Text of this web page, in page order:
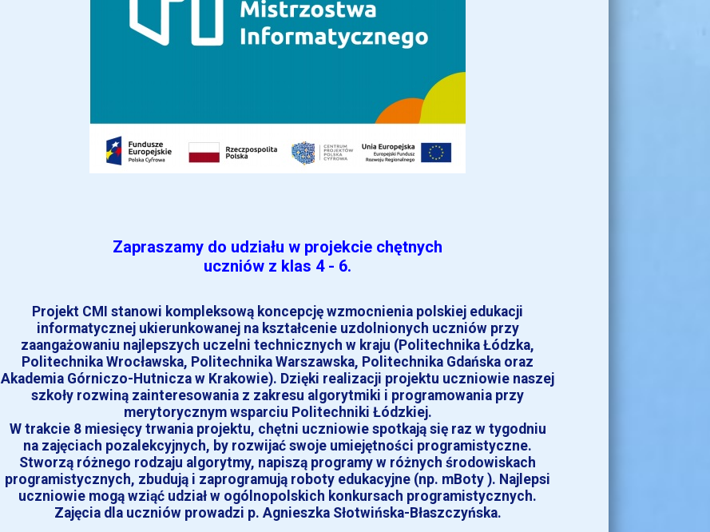
Zapraszamy do udziału w projekcie chętnych
uczniów z klas 4 - 6.
Projekt CMI stanowi kompleksową koncepcję wzmocnienia polskiej edukacji
informatycznej ukierunkowanej na kształcenie uzdolnionych uczniów przy
zaangażowaniu najlepszych uczelni technicznych w kraju (Politechnika Łódzka,
Politechnika Wrocławska, Politechnika Warszawska, Politechnika Gdańska oraz
Akademia Górniczo-Hutnicza w Krakowie). Dzięki realizacji projektu uczniowie naszej
szkoły rozwiną zainteresowania z zakresu algorytmiki i programowania przy
merytorycznym wsparciu Politechniki Łódzkiej.
W trakcie 8 miesięcy trwania projektu, chętni uczniowie spotkają się raz w tygodniu
na zajęciach pozalekcyjnych, by rozwijać swoje umiejętności programistyczne.
Stworzą różnego rodzaju algorytmy, napiszą programy w różnych środowiskach
programistycznych, zbudują i zaprogramują roboty edukacyjne (np. mBoty ). Najlepsi
uczniowie mogą wziąć udział w ogólnopolskich konkursach programistycznych.
Zajęcia dla uczniów prowadzi p. Agnieszka Słotwińska-Błaszczyńska.